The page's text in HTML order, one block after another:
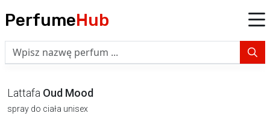
PerfumeHub
Lattafa Oud Mood
spray do ciała unisex